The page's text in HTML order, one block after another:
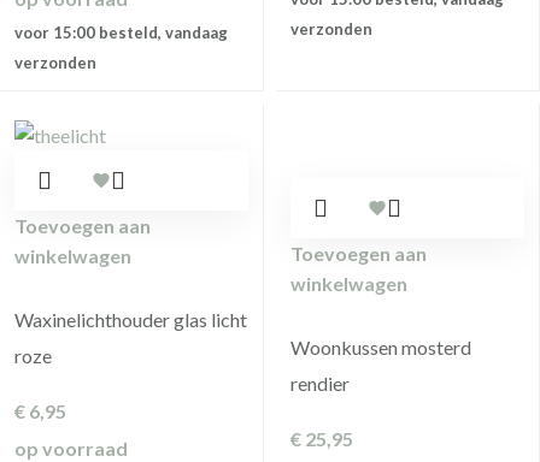
voor 15:00 besteld, vandaag
verzonden
verzonden
Toevoegen aan
winkelwagen
Waxinelichthouder glas licht
roze
€ 6,95
op voorraad
Toevoegen aan
winkelwagen
Woonkussen mosterd
rendier
€ 25,95